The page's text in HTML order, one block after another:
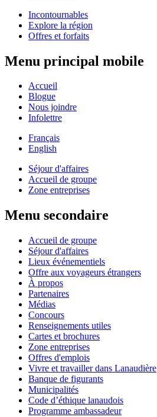
Incontournables
Explore la région
Offres et forfaits
Menu principal mobile
Accueil
Blogue
Nous joindre
Infolettre
Français
English
Séjour d'affaires
Accueil de groupe
Zone entreprises
Menu secondaire
Accueil de groupe
Séjour d'affaires
Lieux événementiels
Offre aux voyageurs étrangers
À propos
Partenaires
Médias
Concours
Renseignements utiles
Cartes et brochures
Zone entreprises
Offres d'emplois
Vivre et travailler dans Lanaudière
Banque de figurants
Municipalités
Code d’éthique lanaudois
Programme ambassadeur